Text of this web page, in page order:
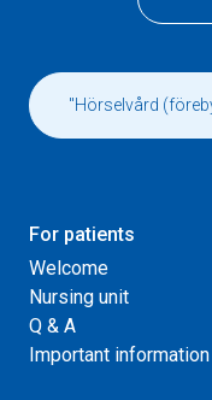
For patients
Welcome
Nursing unit
Q & A
Important information